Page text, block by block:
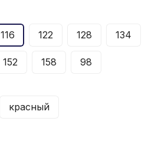
116 122 128 134
152 158 98
красный